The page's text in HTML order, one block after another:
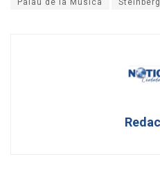
Palau de la Música Steinberg